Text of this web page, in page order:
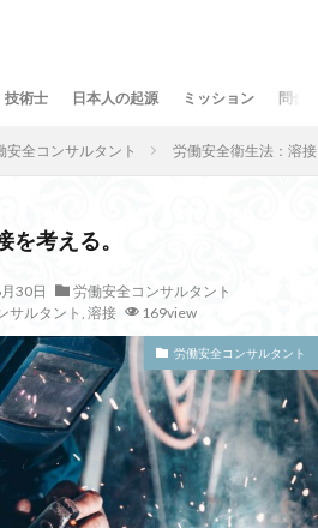
技術士 日本人の起源 ミッション 問合
安全コンサルタント 労働安全衛生法：溶
考える。
30日
労働安全コンサルタント
サルタント, 溶接 169view
労働安全コンサルタント